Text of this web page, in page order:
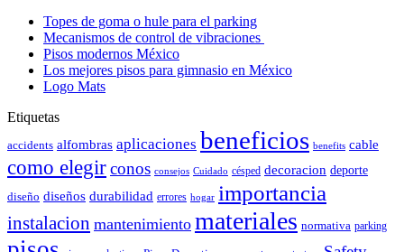
Topes de goma o hule para el parking
Mecanismos de control de vibraciones
Pisos modernos México
Los mejores pisos para gimnasio en México
Logo Mats
Etiquetas
accidents alfombras aplicaciones beneficios benefits cable
como elegirconos consejos Cuidado césped decoracion deporte
diseño diseños durabilidad errores hogar importancia
instalacion mantenimiento materiales normativa parking